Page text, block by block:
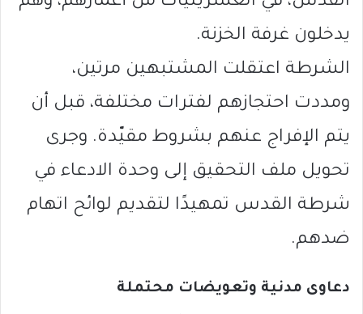
يدخلون غرفة الخزنة.
الشرطة اعتقلت المشتبهين مرتين،
ومددت احتجازهم لفترات مختلفة، قبل أن
يتم الإفراج عنهم بشروط مقيّدة. وجرى
تحويل ملف التحقيق إلى وحدة الادعاء في
شرطة القدس تمهيدًا لتقديم لوائح اتهام
ضدهم.
دعاوى مدنية وتعويضات محتملة